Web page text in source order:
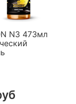
N3 473мл